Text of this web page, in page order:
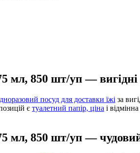
мл, 850 шт/уп —
посуд для доставки їжі за
є туалетний папір, ціна і
мл, 850 шт/уп —